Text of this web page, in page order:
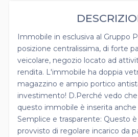
Immobile in esclusiva al Gruppo
posizione centralissima, di forte
veicolare, negozio locato ad
rendita. L'immobile ha doppia
magazzino e ampio portico
investimento! D.Perché vedo
questo immobile è inserita anche
Semplice e trasparente: Questo
provvisto di regolare incarico da